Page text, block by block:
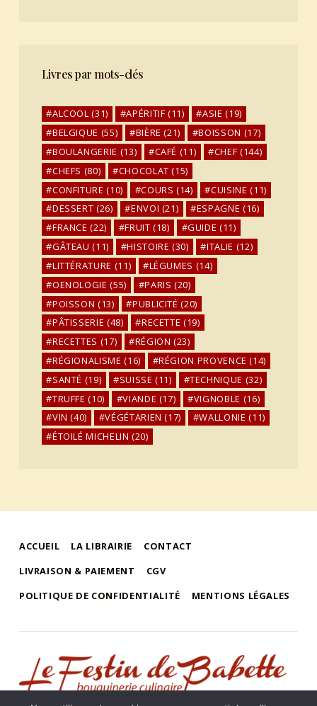
Livres par mots-clés
ALCOOL (31) APÉRITIF (11) ASIE (19)
BELGIQUE (55) BIÈRE (21) BOISSON (17)
BOULANGERIE (13) CAFÉ (11) CHEF (144)
CHEFS (80) CHOCOLAT (15)
CONFITURE (10) COURS (14) CUISINE (11)
DESSERT (26) ENVOI (21) ESPAGNE (16)
FRANCE (22) FRUIT (18) GUIDE (11)
GÂTEAU (11) HISTOIRE (30) ITALIE (12)
LITTÉRATURE (11) LÉGUMES (14)
OENOLOGIE (55) PARIS (20)
POISSON (13) PUBLICITÉ (20)
PÂTISSERIE (48) RECETTE (19)
RECETTES (17) RÉGION (23)
RÉGIONALISME (16) RÉGION PROVENCE (14)
SANTÉ (19) SUISSE (11) TECHNIQUE (32)
TRUFFE (10) VIANDE (17) VIGNOBLE (16)
VIN (40) VÉGÉTARIEN (17) WALLONIE (11)
ÉTOILÉ MICHELIN (20)
ACCUEIL LA LIBRAIRIE
CONTACT
LIVRAISON & PAIEMENT
CGV
POLITIQUE DE CONFIDENTIALITÉ
MENTIONS LÉGALES
le festin de babette
"LE FESTIN DE BABETTE" – BOUQUINERIE GASTRONOMIQUE